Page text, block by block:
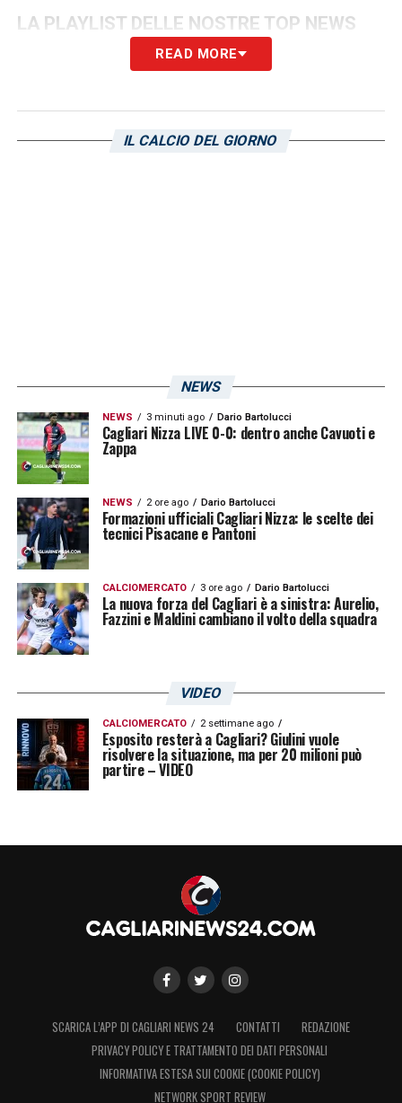
LA PLAYLIST DELLE NOSTRE TOP NEWS
READ MORE
IL CALCIO DEL GIORNO
NEWS
NEWS 3 minuti ago Dario Bartolucci
Cagliari Nizza LIVE 0-0: dentro anche Cavuoti e
Zappa
NEWS 2 ore ago Dario Bartolucci
Formazioni ufficiali Cagliari Nizza: le scelte dei
tecnici Pisacane e Pantoni
CALCIOMERCATO 3 ore ago Dario Bartolucci
La nuova forza del Cagliari è a sinistra: Aurelio,
Fazzini e Maldini cambiano il volto della squadra
VIDEO
CALCIOMERCATO 2 settimane ago
Esposito resterà a Cagliari? Giulini vuole
risolvere la situazione, ma per 20 milioni può
partire – VIDEO
SCARICA L’APP DI CAGLIARI NEWS 24 CONTATTI
REDAZIONE
PRIVACY POLICY E TRATTAMENTO DEI DATI PERSONALI
INFORMATIVA ESTESA SUI COOKIE (COOKIE POLICY)
NETWORK SPORT REVIEW